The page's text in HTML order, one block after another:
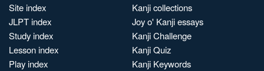
Site index
JLPT index
Study index
Lesson index
Play index
Kanji collections
Joy o' Kanji essays
Kanji Challenge
Kanji Quiz
Kanji Keywords